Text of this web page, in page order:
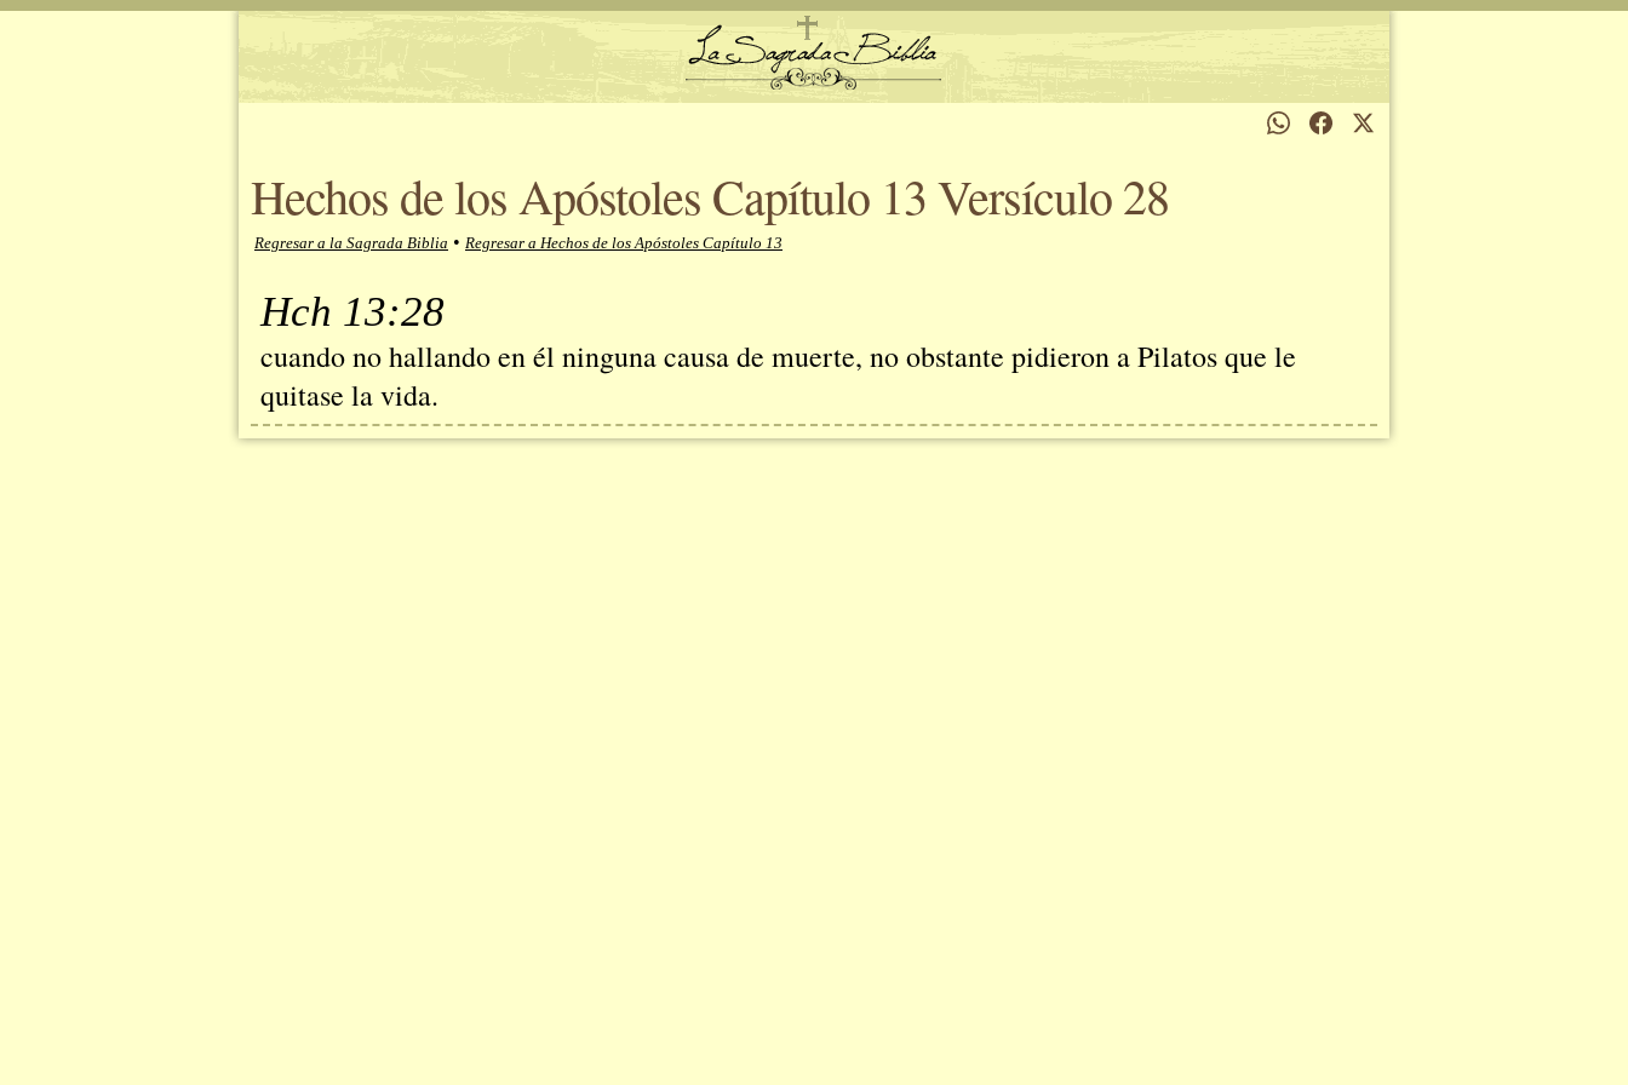
Hechos de los Apóstoles Capítulo 13 Versículo 28
Regresar a la Sagrada Biblia • Regresar a Hechos de los Apóstoles Capítulo 13
Hch 13:28
cuando no hallando en él ninguna causa de muerte, no obstante pidieron a Pilatos que le
quitase la vida.